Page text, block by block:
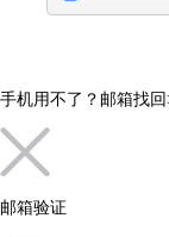
手机用不了？ 邮箱找
邮箱验证